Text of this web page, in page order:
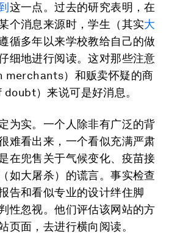
这一点。过去的研究表明，在
个消息来源时，学生（其实大
循多年以来学校教给自己的做
细地进行阅读。这对那些注意
merchants）和贩卖怀疑的商
）来说可是好消息。
为实。一个人除非有广泛的背
难看出来，一个看似充满严肃
在兜售关于气候变化、疫苗接
如大屠杀）的谎言。事实检查
告和看似专业的设计绊住脚
性忽视。他们评估该网站的方
页面，去进行横向阅读。